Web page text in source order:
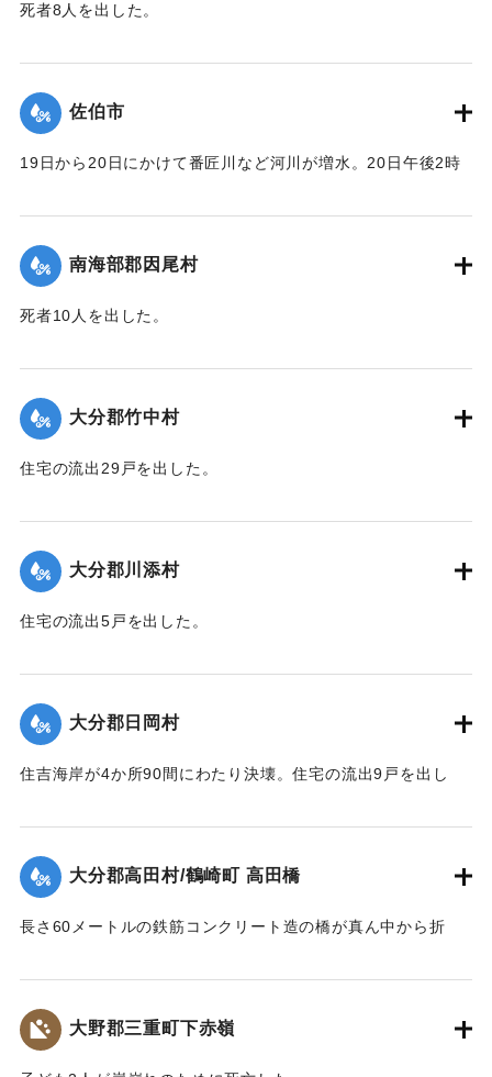
死者8人を出した。
｜固有コード: 00481055
佐伯市
19日から20日にかけて番匠川など河川が増水。20日午後2時
た。現地では警防団が平屋の住民をほかの2階建ての家へ避難
させるなどした。
【出典：大分合同新聞 1943年9月25日朝刊2面】
南海部郡因尾村
死者10人を出した。
｜固有コード:00481057
大分郡竹中村
住宅の流出29戸を出した。
｜固有コード:00481050
大分郡川添村
住宅の流出5戸を出した。
｜固有コード:00481051
大分郡日岡村
住吉海岸が4か所90間にわたり決壊。住宅の流出9戸を出し
｜固有コード:
大分郡高田村/鶴崎町 高田橋
長さ60メートルの鉄筋コンクリート造の橋が真ん中から折
｜固有コード:
大野郡三重町下赤嶺